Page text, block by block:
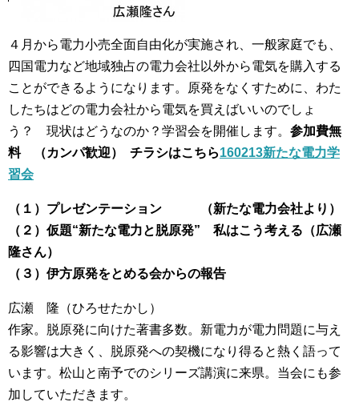
４月から電力小売全面自由化が実施され、一般家庭でも、
四国電力など地域独占の電力会社以外から電気を購入する
ことができるようになります。原発をなくすために、わた
したちはどの電力会社から電気を買えばいいのでしょ
う？ 現状はどうなのか？学習会を開催します。 参加費無
料 （カンパ歓迎） チラシはこちら160213新たな電力学
習会
（１）プレゼンテーション （新たな電力会社より）
（２）仮題“新たな電力と脱原発” 私はこう考える（広瀬
隆さん）
（３）伊方原発をとめる会からの報告
広瀬 隆（ひろせたかし）
作家。脱原発に向けた著書多数。新電力が電力問題に与え
る影響は大きく、脱原発への契機になり得ると熱く語って
います。松山と南予でのシリーズ講演に来県。当会にも参
加していただきます。